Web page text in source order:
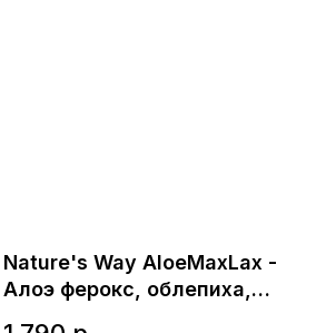
Nature's Way AloeMaxLax -
Алоэ ферокс, облепиха,